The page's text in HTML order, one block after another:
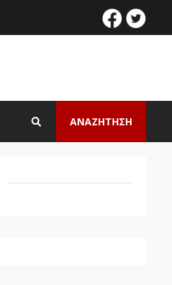
facebook
ΑΝΑΖΗΤΗΣΗ